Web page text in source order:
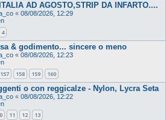
AD AGOSTO,STRIP DA INFARTO....
« 08/08/2026, 12:29
4
& godimento... sincere o meno
« 08/08/2026, 12:23
157 158 159 160
o con reggicalze - Nylon, Lycra Seta
« 08/08/2026, 12:22
11 12 13